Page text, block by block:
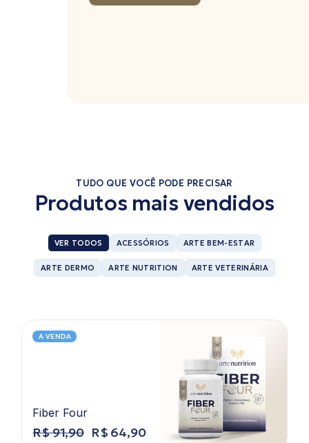
TUDO QUE VOCÊ PODE PRECISAR
Produtos mais vendidos
VER TODOS ACESSÓRIOS ARTE BEM-ESTAR
ARTE DERMO ARTE NUTRITION ARTE VETERINÁRIA
A VENDA
Fiber Four
R$91,90 R$ 64,90